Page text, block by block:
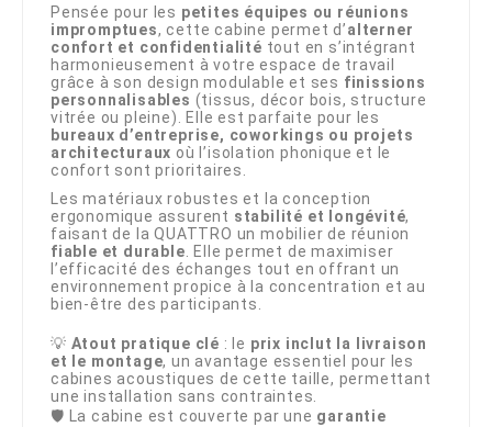
Pensée pour les petites équipes ou réunions
impromptues, cette cabine permet d’alterner
confort et confidentialité tout en s’intégrant
harmonieusement à votre espace de travail
grâce à son design modulable et ses finissions
personnalisables (tissus, décor bois, structure
vitrée ou pleine). Elle est parfaite pour les
bureaux d’entreprise, coworkings ou projets
architecturaux où l’isolation phonique et le
confort sont prioritaires.
Les matériaux robustes et la conception
ergonomique assurent stabilité et longévité,
faisant de la QUATTRO un mobilier de réunion
fiable et durable. Elle permet de maximiser
l’efficacité des échanges tout en offrant un
environnement propice à la concentration et au
bien-être des participants.
💡 Atout pratique clé : le prix inclut la livraison
et le montage, un avantage essentiel pour les
cabines acoustiques de cette taille, permettant
une installation sans contraintes.
🛡️ La cabine est couverte par une garantie